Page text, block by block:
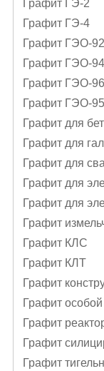
Графит ГЭ-2
Графит ГЭ-4
Графит ГЭO-92
Графит ГЭO-94
Графит ГЭO-96
Графит ГЭО-95
Графит для
Графит для
Графит для
Графит для
Графит для
Графит
Графит КЛС
Графит КЛТ
Графит
Графит
Графит
Графит
Графит